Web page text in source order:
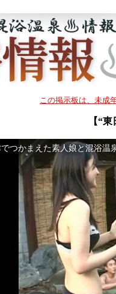
この掲示板は、未成
【“